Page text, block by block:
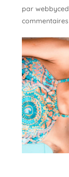
par webbyced
commentaires